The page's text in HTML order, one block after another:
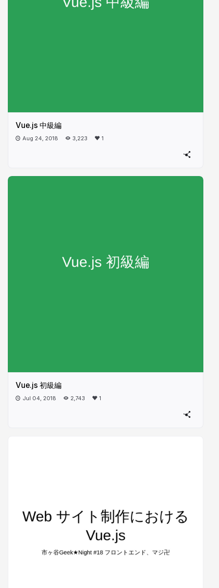
Vue.js 中級編
Aug 24, 2018 3,223 1
Vue.js 初級編
Jul 04, 2018 2,743 1